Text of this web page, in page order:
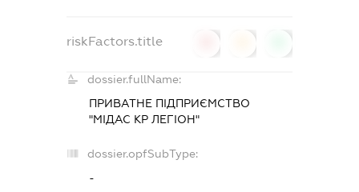
riskFactors.title
dossier.fullName:
ПРИВАТНЕ ПІДПРИЄМСТВО
"МІДАС КР ЛЕГІОН"
dossier.opfSubType:
-